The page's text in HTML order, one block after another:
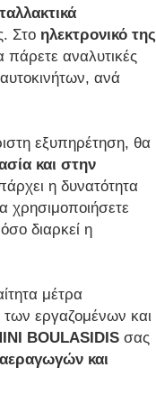
Στο ηλεκτρονικό της
πάρετε αναλυτικές
ανά
εξυπηρέτηση, θα
και στην
η δυνατότητα
χρησιμοποιήσετε
διαρκεί η
μέτρα
εργαζομένων και
BOULASIDIS σας
και